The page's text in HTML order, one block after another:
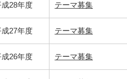
成28年度 テーマ募集
成27年度 テーマ募集
成26年度 テーマ募集